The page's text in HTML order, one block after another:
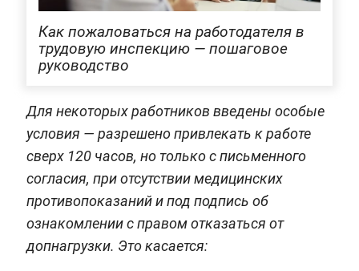
Как пожаловаться на работодателя в
трудовую инспекцию — пошаговое
руководство
Для некоторых работников введены особые
условия — разрешено привлекать к работе
сверх 120 часов, но только с письменного
согласия, при отсутствии медицинских
противопоказаний и под подпись об
ознакомлении с правом отказаться от
допнагрузки. Это касается: